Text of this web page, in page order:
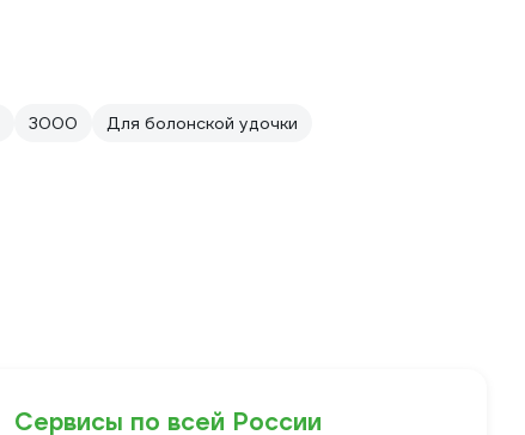
3000
Для болонской удочки
Сервисы по всей России